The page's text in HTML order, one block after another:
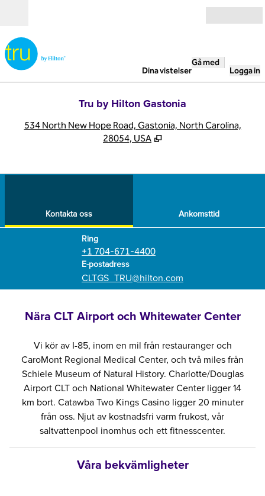
Dina vistelser
Gå med
Logga in
Tru by Hilton Gastonia
534 North New Hope Road, Gastonia, North Carolina,
28054, USA
Kontakta oss Ankomsttid
Ring
Ring
+1 704-671-4400
E-postadress
Email
CLTGS_TRU@hilton.com
Nära CLT Airport och Whitewater Center
Vi kör av I-85, inom en mil från restauranger och
CaroMont Regional Medical Center, och två miles från
Schiele Museum of Natural History. Charlotte/Douglas
Airport CLT och National Whitewater Center ligger 14
km bort. Catawba Two Kings Casino ligger 20 minuter
från oss. Njut av kostnadsfri varm frukost, vår
saltvattenpool inomhus och ett fitnesscenter.
Våra bekvämligheter